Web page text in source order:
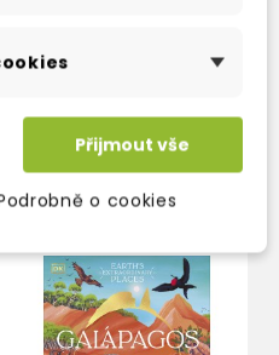
STEJNÉ KATEGORII
Přijmout vše
o cookies